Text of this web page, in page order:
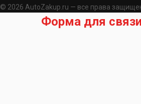
© 2026 AutoZakup.ru — все права
Форма для